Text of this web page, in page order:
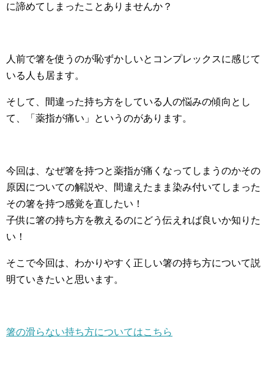
に諦めてしまったことありませんか？
人前で箸を使うのが恥ずかしいとコンプレックスに感じて
いる人も居ます。
そして、間違った持ち方をしている人の悩みの傾向とし
て、「薬指が痛い」というのがあります。
今回は、なぜ箸を持つと薬指が痛くなってしまうのかその
原因についての解説や、間違えたまま染み付いてしまった
その箸を持つ感覚を直したい！
子供に箸の持ち方を教えるのにどう伝えれば良いか知りた
い！
そこで今回は、わかりやすく正しい箸の持ち方について説
明ていきたいと思います。
箸の滑らない持ち方についてはこちら